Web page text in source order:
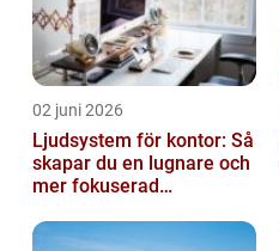
02 juni 2026
Ljudsystem för kontor: Så
skapar du en lugnare och
mer fokuserad